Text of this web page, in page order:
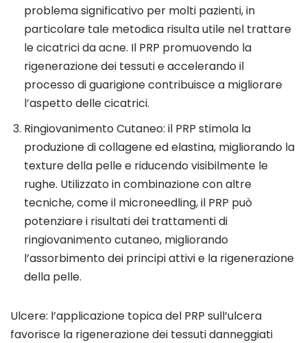
problema significativo per molti pazienti, in
particolare tale metodica risulta utile nel trattare
le cicatrici da acne. Il PRP promuovendo la
rigenerazione dei tessuti e accelerando il
processo di guarigione contribuisce a migliorare
l’aspetto delle cicatrici.
Ringiovanimento Cutaneo: il PRP stimola la
produzione di collagene ed elastina, migliorando la
texture della pelle e riducendo visibilmente le
rughe. Utilizzato in combinazione con altre
tecniche, come il microneedling, il PRP può
potenziare i risultati dei trattamenti di
ringiovanimento cutaneo, migliorando
l’assorbimento dei principi attivi e la rigenerazione
della pelle.
Ulcere: l’applicazione topica del PRP sull’ulcera
favorisce la rigenerazione dei tessuti danneggiati